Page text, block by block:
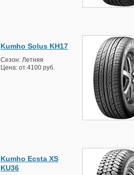
Kumho Solus KH17
Сезон: Летняя
Цена: от 4100 руб.
Kumho Ecsta XS
KU36